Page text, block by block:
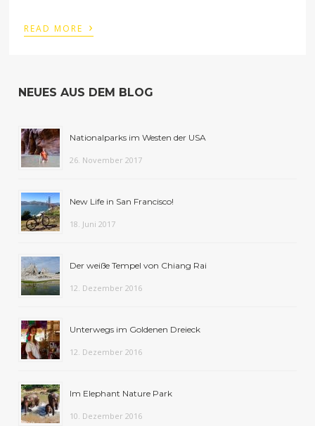
READ MORE ›
NEUES AUS DEM BLOG
Nationalparks im Westen der USA
26. November 2017
New Life in San Francisco!
18. Juni 2017
Der weiße Tempel von Chiang Rai
12. Dezember 2016
Unterwegs im Goldenen Dreieck
12. Dezember 2016
Im Elephant Nature Park
10. Dezember 2016